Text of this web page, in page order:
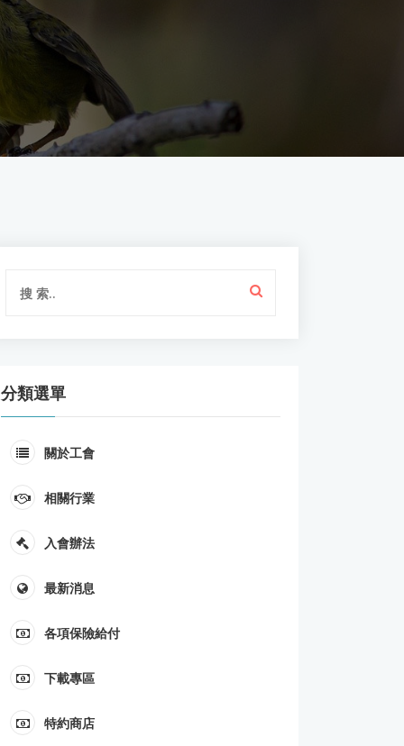
分類選單
關於工會
相關行業
入會辦法
最新消息
各項保險給付
下載專區
特約商店